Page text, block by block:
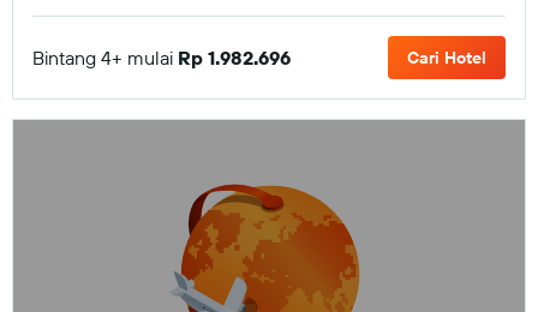
Bintang 4+ mulai Rp 1.982.696 Cari Hotel